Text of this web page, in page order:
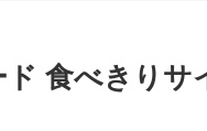
食べきりサ